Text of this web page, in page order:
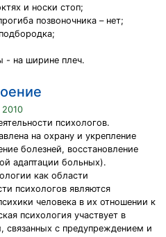
и носки стоп;
позвоночника – нет;
- на ширине плеч.
психологов.
на охрану и укрепление
болезней, восстановление
адаптации больных).
как области
психологов являются
человека в их отношении к
психология участвует в
с предупреждением и